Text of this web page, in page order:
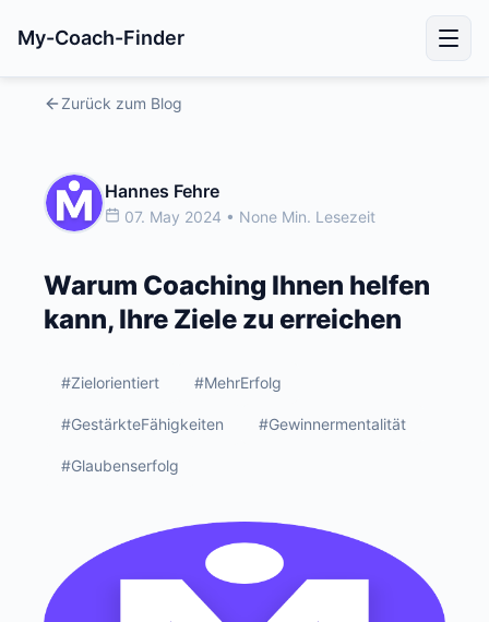
My-Coach-Finder
Zurück zum Blog
Hannes Fehre
07. May 2024 • None Min. Lesezeit
Warum Coaching Ihnen helfen
kann, Ihre Ziele zu erreichen
#Zielorientiert #MehrErfolg
#GestärkteFähigkeiten #Gewinnermentalität
#Glaubenserfolg